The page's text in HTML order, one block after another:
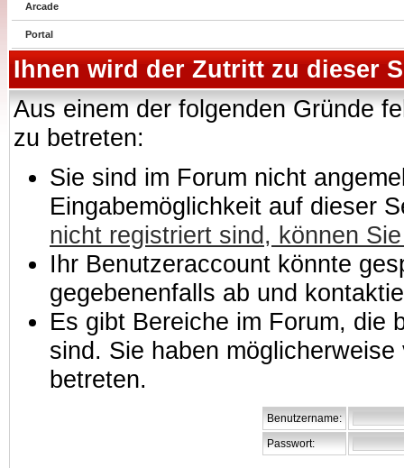
Arcade
Portal
Ihnen wird der Zutritt zu dieser
Aus einem der folgenden Gründe
zu betreten:
Sie sind im Forum nicht
Eingabemöglichkeit auf dieser
nicht registriert sind, können
Ihr Benutzeraccount könnte
gegebenenfalls ab und
Es gibt Bereiche im Forum, die
sind. Sie haben
betreten.
Benutzername:
Passwort: